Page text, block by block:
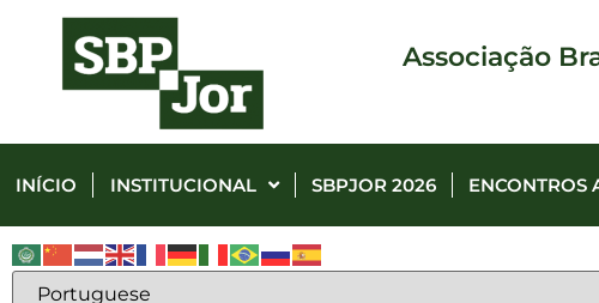
Associação
INÍCIO INSTITUCIONAL SBPJOR 2026 ENCONTROS